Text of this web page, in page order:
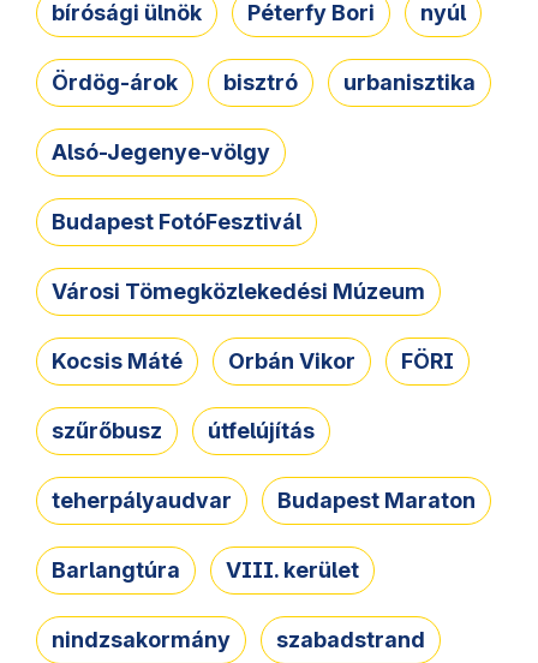
bírósági ülnök Péterfy Bori nyúl
Ördög-árok bisztró urbanisztika
Alsó-Jegenye-völgy
Budapest FotóFesztivál
Városi Tömegközlekedési Múzeum
Kocsis Máté Orbán Vikor FÖRI
szűrőbusz útfelújítás
teherpályaudvar Budapest Maraton
Barlangtúra VIII. kerület
nindzsakormány szabadstrand